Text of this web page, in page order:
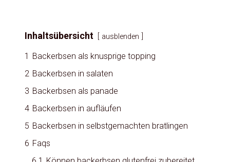
Inhaltsübersicht ausblenden
1
Backerbsen als knusprige topping
2 Backerbsen in salaten
3 Backerbsen als panade
4 Backerbsen in aufläufen
5 Backerbsen in selbstgemachten bratlingen
6 Faqs